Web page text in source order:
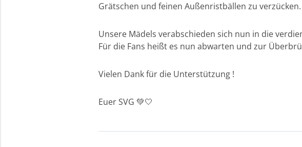
Grätschen und feinen Außenristbällen zu verzücken.
Unsere Mädels verabschieden sich nun in die
Für die Fans heißt es nun abwarten und zur
Vielen Dank für die Unterstützung !
Euer SVG 💚🤍